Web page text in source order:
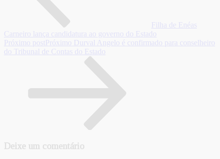
Filha de Enéas
Carneiro lança candidatura ao governo do Estado
Próximo post Próximo Durval Angelo é confirmado para conselheiro
do Tribunal de Contas do Estado
Deixe um comentário